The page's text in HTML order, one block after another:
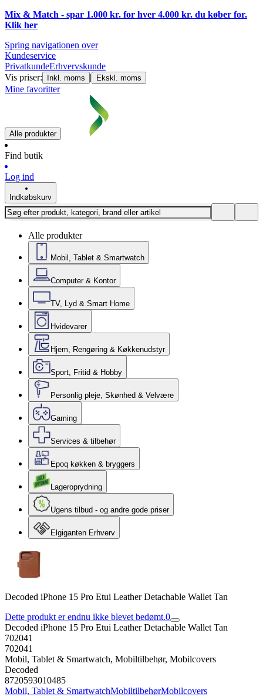
Mix & Match - spar 1.000 kr. for hver 4.000 kr. du køber for.
Klik her
Spring navigationen over
Kundeservice
PrivatkundeErhvervskunde
Vis priser:
Inkl. moms | Ekskl. moms
Mine favoritter
Alle produkter
Find butik
Log ind
Indkøbskurv
Alle produkter
Mobil, Tablet & Smartwatch
Computer & Kontor
TV, Lyd & Smart Home
Hvidevarer
Hjem, Rengøring & Køkkenudstyr
Sport, Fritid & Hobby
Personlig pleje, Skønhed & Velvære
Gaming
Services & tilbehør
Epoq køkken & bryggers
Lageroprydning
Ugens tilbud - og andre gode priser
Elgiganten Erhverv
Decoded iPhone 15 Pro Etui Leather Detachable Wallet Tan
Dette produkt er endnu ikke blevet bedømt.0
Decoded iPhone 15 Pro Etui Leather Detachable Wallet Tan
702041
702041
Mobil, Tablet & Smartwatch, Mobiltilbehør, Mobilcovers
Decoded
8720593010485
Mobil, Tablet & SmartwatchMobiltilbehørMobilcovers